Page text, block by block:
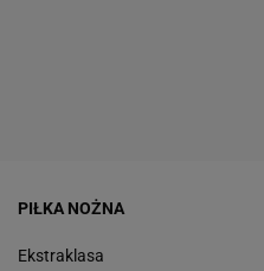
PIŁKA NOŻNA
Ekstraklasa